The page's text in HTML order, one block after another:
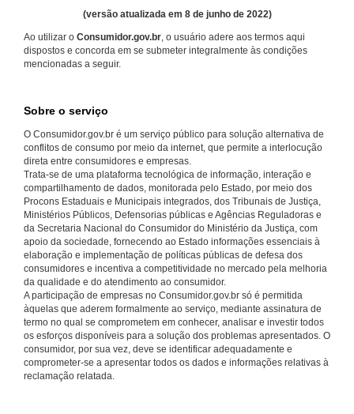
(versão atualizada em 8 de junho de 2022)
Ao utilizar o Consumidor.gov.br, o usuário adere aos termos aqui
dispostos e concorda em se submeter integralmente às condições
mencionadas a seguir.
Sobre o serviço
O Consumidor.gov.br é um serviço público para solução alternativa de
conflitos de consumo por meio da internet, que permite a interlocução
direta entre consumidores e empresas.
Trata-se de uma plataforma tecnológica de informação, interação e
compartilhamento de dados, monitorada pelo Estado, por meio dos
Procons Estaduais e Municipais integrados, dos Tribunais de Justiça,
Ministérios Públicos, Defensorias públicas e Agências Reguladoras e
da Secretaria Nacional do Consumidor do Ministério da Justiça, com
apoio da sociedade, fornecendo ao Estado informações essenciais à
elaboração e implementação de políticas públicas de defesa dos
consumidores e incentiva a competitividade no mercado pela melhoria
da qualidade e do atendimento ao consumidor.
A participação de empresas no Consumidor.gov.br só é permitida
àquelas que aderem formalmente ao serviço, mediante assinatura de
termo no qual se comprometem em conhecer, analisar e investir todos
os esforços disponíveis para a solução dos problemas apresentados. O
consumidor, por sua vez, deve se identificar adequadamente e
comprometer-se a apresentar todos os dados e informações relativas à
reclamação relatada.